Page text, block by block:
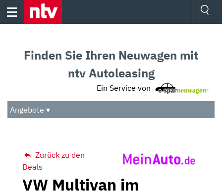
Skip
Audio
Das Beste
Finden Sie Ihren Neuwagen mit
ntv Autoleasing
Ein Service von
Angebote ▾
Zurück zu den
Deals
VW Multivan im